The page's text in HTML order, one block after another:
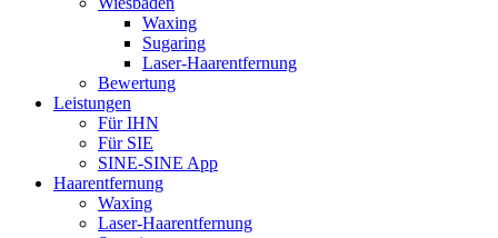
Waxing
Sugaring
Laser-Haarentfernung
Bewertung
Leistungen
Für IHN
Für SIE
SINE-SINE App
Haarentfernung
Waxing
Laser-Haarentfernung